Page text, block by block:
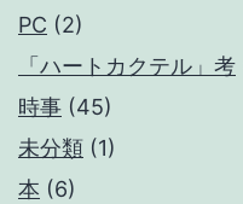
PC (2)
「ハートカクテル」考
時事 (45)
未分類 (1)
本 (6)